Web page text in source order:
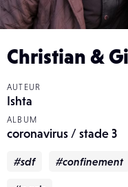
Christian &
AUTEUR
Ishta
ALBUM
coronavirus / stade 3
#sdf #confinement